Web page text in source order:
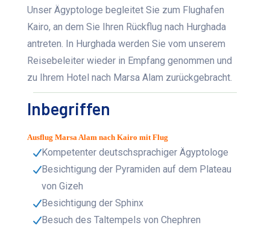
Unser Ägyptologe begleitet Sie zum Flughafen
Kairo, an dem Sie Ihren Rückflug nach Hurghada
antreten. In Hurghada werden Sie vom unserem
Reisebeleiter wieder in Empfang genommen und
zu Ihrem Hotel nach Marsa Alam zurückgebracht.
Inbegriffen
Ausflug Marsa Alam nach Kairo mit Flug
Kompetenter deutschsprachiger Ägyptologe
Besichtigung der Pyramiden auf dem Plateau
von Gizeh
Besichtigung der Sphinx
Besuch des Taltempels von Chephren